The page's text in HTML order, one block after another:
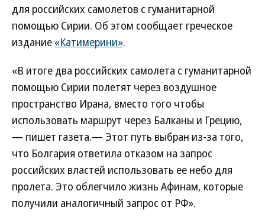
для российских самолетов с гуманитарной
помощью Сирии. Об этом сообщает греческое
издание «Катимерини».
«В итоге два российских самолета с гуманитарной
помощью Сирии полетят через воздушное
пространство Ирана, вместо того чтобы
использовать маршрут через Балканы и Грецию,
— пишет газета.— Этот путь выбран из-за того,
что Болгария ответила отказом на запрос
российских властей использовать ее небо для
пролета. Это облегчило жизнь Афинам, которые
получили аналогичный запрос от РФ».